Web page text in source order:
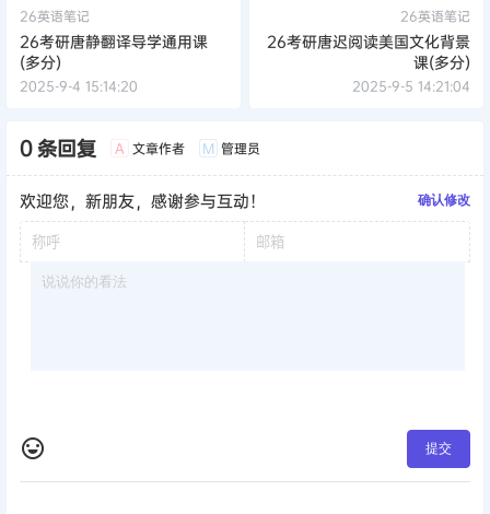
26英语笔记
26考研唐静翻译导学通用课
(多分)
2025-9-4 15:14:20
26英语笔记
26考研唐迟阅读美国文化背景
课(多分)
2025-9-5 14:21:04
0 条回复 A 文章作者 M 管理员
欢迎您，新朋友，感谢参与互动！ 确认修改
提交